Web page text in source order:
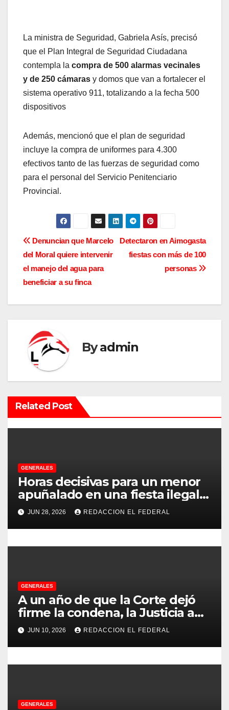
La ministra de Seguridad, Gabriela Asís, precisó
que el Plan Integral de Seguridad Ciudadana
contempla la compra de 500 alarmas vecinales
y de 250 cámaras y domos que van a fortalecer el
sistema operativo 911, totalizando a la fecha 500
dispositivos
Además, mencionó que el plan de seguridad
incluye la compra de uniformes para 4.300
efectivos tanto de las fuerzas de seguridad como
para el personal del Servicio Penitenciario
Provincial.
N
a
v
e
a
c
ó
n
e
e
n
a
d
a
s
Detectaron en Aimogasta
fiestas con más de 100
personas
Denuncian que Marcelo
del Moral quiere intervenir
el manejo del agua para
beneficiar a su finca
Byadmin
Related Post
GENERALES
Horas decisivas para un menor
apuñalado en una fiesta ilegal
con más de 500 asistentes en
Chilecito
JUN 28, 2026 REDACCION EL FEDERAL
GENERALES
A un año de que la Corte dejó
firme la condena, la Justicia aún
no pudo decomisarle ni un peso
a CFK
JUN 10, 2026 REDACCION EL FEDERAL
GENERALES